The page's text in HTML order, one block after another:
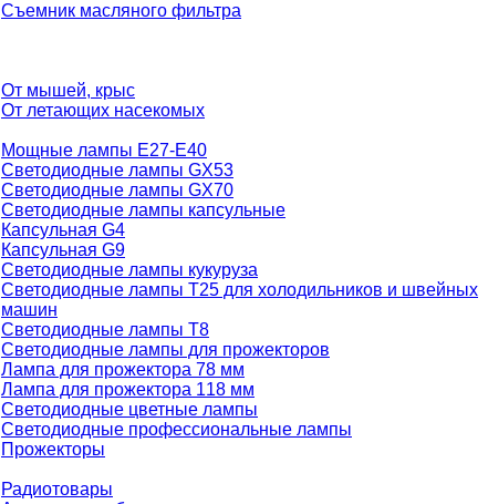
Съемник масляного фильтра
От мышей, крыс
От летающих насекомых
Мощные лампы E27-E40
Светодиодные лампы GX53
Светодиодные лампы GX70
Светодиодные лампы капсульные
Капсульная G4
Капсульная G9
Светодиодные лампы кукуруза
Светодиодные лампы T25 для холодильников и швейных
машин
Светодиодные лампы T8
Светодиодные лампы для прожекторов
Лампа для прожектора 78 мм
Лампа для прожектора 118 мм
Светодиодные цветные лампы
Светодиодные профессиональные лампы
Прожекторы
Радиотовары